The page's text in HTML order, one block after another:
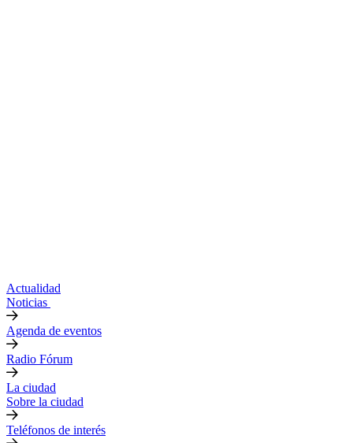
Actualidad
Noticias
Agenda de eventos
Radio Fórum
La ciudad
Sobre la ciudad
Teléfonos de interés